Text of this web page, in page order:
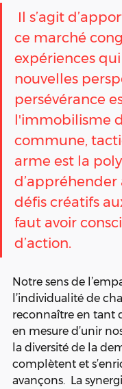
ce marché
expériences
nouvelles
persévérance
l'immobilisme
commune,
arme est la
défis créatifs
faut avoir
d’action.
Notre sens de
l’individualité de
reconnaître en tant
en mesure d’unir
la diversité de la
complètent et
avançons.  La